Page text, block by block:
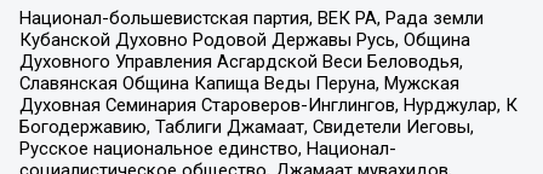
Национал-большевистская партия, ВЕК РА, Рада земли
Кубанской Духовно Родовой Державы Русь, Община
Духовного Управления Асгардской Веси Беловодья,
Славянская Община Капища Веды Перуна, Мужская
Духовная Семинария Староверов-Инглингов, Нурджулар, К
Богодержавию, Таблиги Джамаат, Свидетели Иеговы,
Русское национальное единство, Национал-